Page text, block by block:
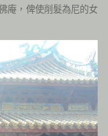
庵，俾使削髮為尼的女